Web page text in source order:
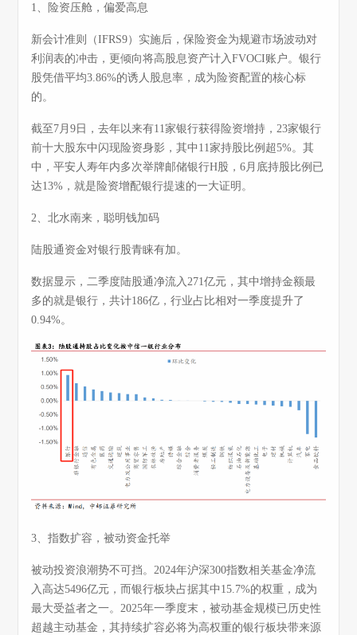
1、险资压舱，偏爱高息
新会计准则（IFRS9）实施后，保险资金为规避市场波动对
利润表的冲击，更倾向将高股息资产计入FVOCI账户。银行
股凭借平均3.86%的诱人股息率，成为险资配置的核心标
的。
截至7月9日，去年以来有11家银行获得险资增持，23家银行
前十大股东中闪现险资身影，其中11家持股比例超5%。其
中，平安人寿年内多次举牌邮储银行H股，6月底持股比例已
达13%，就是险资增配银行提速的一大证明。
2、北水南来，聪明钱加码
陆股通资金对银行股青睐有加。
数据显示，二季度陆股通净流入271亿元，其中增持金额最
多的就是银行，共计186亿，行业占比相对一季度提升了
0.94%。
3、指数扩容，被动资金托举
被动投资浪潮势不可挡。2024年沪深300指数相关基金净流
入高达5496亿元，而银行板块占据其中15.7%的权重，成为
最大受益者之一。2025年一季度末，被动基金规模已历史性
超越主动基金，其持续扩容必将为高权重的银行板块带来源